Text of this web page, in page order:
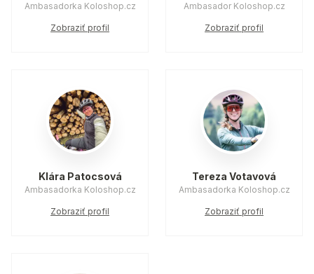
Ambasadorka Koloshop.cz
Zobraziť profil
Ambasador Koloshop.cz
Zobraziť profil
Klára Patocsová
Ambasadorka Koloshop.cz
Zobraziť profil
Tereza Votavová
Ambasadorka Koloshop.cz
Zobraziť profil